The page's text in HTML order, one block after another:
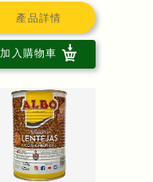
產品詳情
加入購物車